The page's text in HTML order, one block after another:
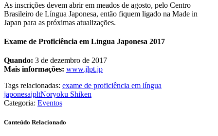
As inscrições devem abrir em meados de agosto, pelo Centro
Brasileiro de Língua Japonesa, então fiquem ligado na Made in
Japan para as próximas atualizações.
Exame de Proficiência em Língua Japonesa 2017
Quando: 3 de dezembro de 2017
Mais informações: www.jlpt.jp
Tags relacionadas: exame de proficiência em língua
japonesajpltNoryoku Shiken
Categoria: Eventos
Conteúdo Relacionado